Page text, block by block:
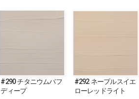
#290 チタニウムバフ
ディープ
#292 ネープルスイエ
ローレッドライト